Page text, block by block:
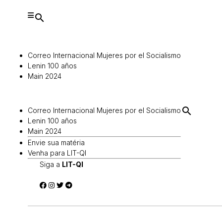
search
Correo Internacional Mujeres por el Socialismo
Lenin 100 años
Main 2024
Correo Internacional Mujeres por el Socialismo
Lenin 100 años
Main 2024
Envie sua matéria
Venha para LIT-QI
Siga a LIT-QI
search